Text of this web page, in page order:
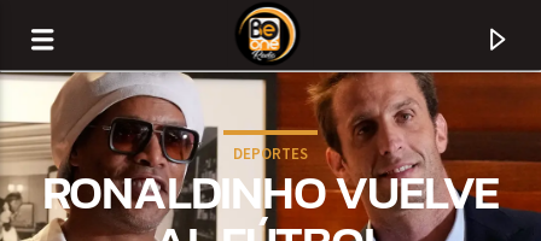
DEPORTES
RONALDINHO VUELVE